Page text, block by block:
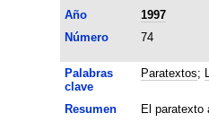
Año
1997
Número
74
Palabras
clave
Paratextos;
Resumen
El paratexto